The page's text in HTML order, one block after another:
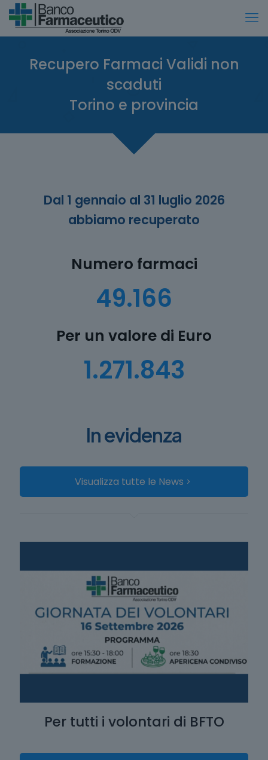
Recupero Farmaci Validi non
scaduti
Torino e provincia
Dal 1 gennaio al 31 luglio 2026
abbiamo recuperato
Numero farmaci
49.166
Per un valore di Euro
1.271.843
In evidenza
Visualizza tutte le News
Per tutti i volontari di BFTO